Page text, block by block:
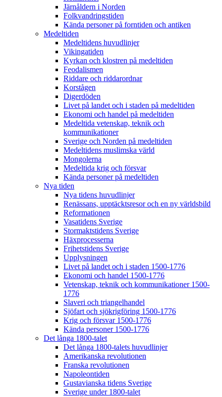
Järnåldern i Norden
Folkvandringstiden
Kända personer på forntiden och antiken
Medeltiden
Medeltidens huvudlinjer
Vikingatiden
Kyrkan och klostren på medeltiden
Feodalismen
Riddare och riddarordnar
Korstågen
Digerdöden
Livet på landet och i staden på medeltiden
Ekonomi och handel på medeltiden
Medeltida vetenskap, teknik och
kommunikationer
Sverige och Norden på medeltiden
Medeltidens muslimska värld
Mongolerna
Medeltida krig och försvar
Kända personer på medeltiden
Nya tiden
Nya tidens huvudlinjer
Renässans, upptäcktsresor och en ny världsbild
Reformationen
Vasatidens Sverige
Stormaktstidens Sverige
Häxprocesserna
Frihetstidens Sverige
Upplysningen
Livet på landet och i staden 1500-1776
Ekonomi och handel 1500-1776
Vetenskap, teknik och kommunikationer 1500-
1776
Slaveri och triangelhandel
Sjöfart och sjökrigföring 1500-1776
Krig och försvar 1500-1776
Kända personer 1500-1776
Det långa 1800-talet
Det långa 1800-talets huvudlinjer
Amerikanska revolutionen
Franska revolutionen
Napoleontiden
Gustavianska tidens Sverige
Sverige under 1800-talet